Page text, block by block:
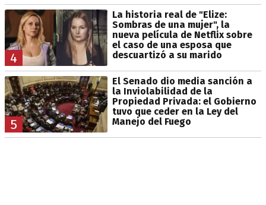
4
La historia real de "Elize:
Sombras de una mujer", la
nueva película de Netflix sobre
el caso de una esposa que
descuartizó a su marido
5
El Senado dio media sanción a
la Inviolabilidad de la
Propiedad Privada: el Gobierno
tuvo que ceder en la Ley del
Manejo del Fuego